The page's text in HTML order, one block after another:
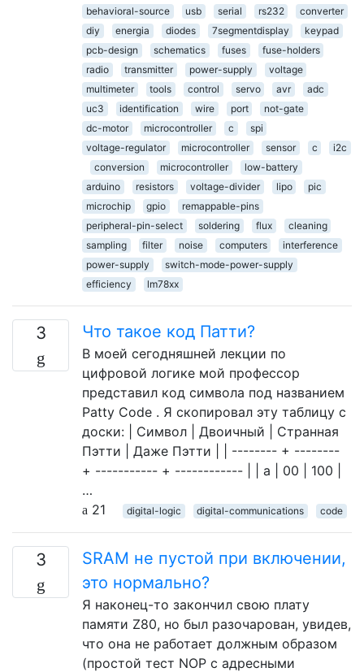
behavioral-source
usb serial rs232
converter
diy
energia diodes 7segmentdisplay
keypad
pcb-design
schematics fuses
fuse-holders
radio
transmitter power-supply
voltage
multimeter
tools control servo avr
adc
uc3
identification wire port
not-gate
dc-motor
microcontroller c
spi
voltage-regulator
microcontroller sensor c
i2c
conversion
microcontroller
low-battery
arduino
resistors voltage-divider lipo
pic
microchip
gpio
remappable-pins
peripheral-pin-select
soldering flux
cleaning
sampling
filter noise computers
interference
power-supply
switch-mode-power-supply
efficiency
lm78xx
3 Что такое код Патти?
В моей сегодняшней лекции по
цифровой логике мой профессор
представил код символа под названием
Patty Code . Я скопировал эту таблицу с
доски: | Символ | Двоичный | Странная
Пэтти | Даже Пэтти | | -------- + --------
+ ----------- + ------------ | | а | 00 | 100 |
…
21
digital-logic digital-communications code
3
SRAM не пустой при включении,
это нормально?
Я наконец-то закончил свою плату
памяти Z80, но был разочарован, увидев,
что она не работает должным образом
(простой тест NOP с адресными